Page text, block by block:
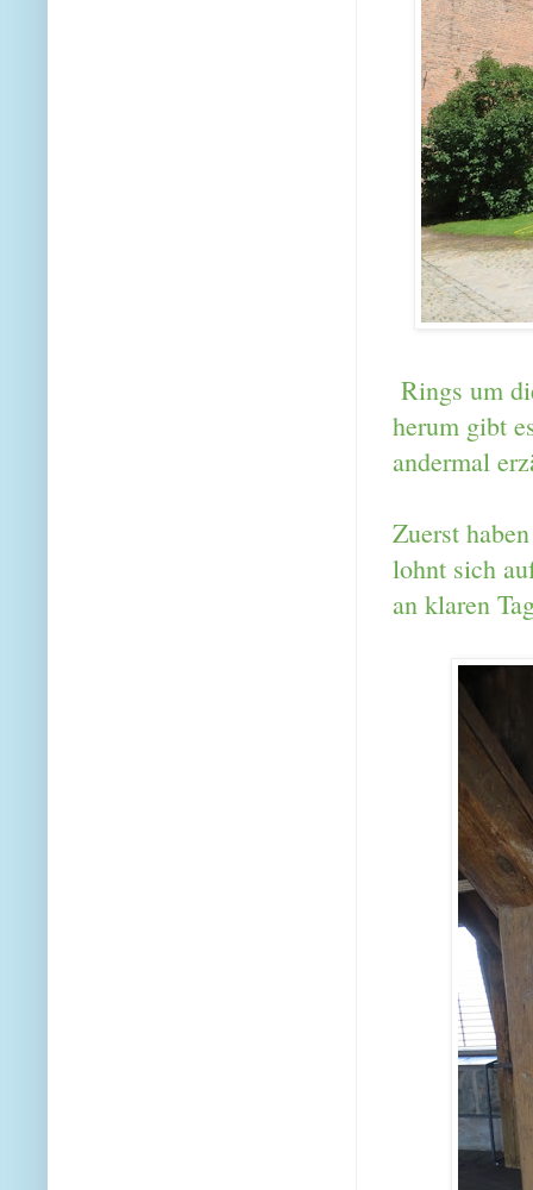
Rings um
herum gibt
andermal
Zuerst
lohnt sich
an klaren